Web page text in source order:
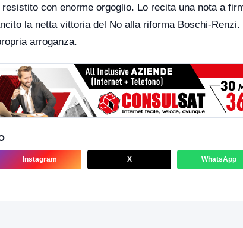
con enorme orgoglio. Lo recita una nota a
la netta vittoria del No alla riforma Boschi-
arroganza.
Instagram X WhatsApp